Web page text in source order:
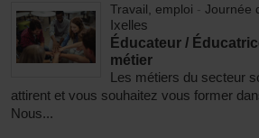
Travail, emploi - Journée
Ixelles
Éducateur /
métier
Les métiers du secteur
attirent et vous souhaitez vous former
Nous...